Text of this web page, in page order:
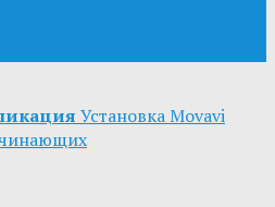
Установка Movavi